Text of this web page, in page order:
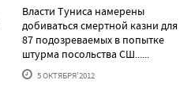
Власти Туниса намерены
добиваться смертной казни для
87 подозреваемых в попытке
штурма посольства СШ......
5 ОКТЯБРЯ'2012